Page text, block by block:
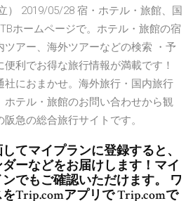
） 2019/05/28 宿・ホテル・旅館、国
ホームページで。ホテル・旅館の宿
ツアー、海外ツアーなどの検索 ・予
利でお得な旅行情報が満載です！
社におまかせ。海外旅行・国内旅行
ホテル・旅館のお問い合わせから観
急の総合旅行サイトです。
てマイプランに登録すると、
ーなどをお届けします！マイ
でもご確認いただけます。 ワ
Trip.comアプリで Trip.comで